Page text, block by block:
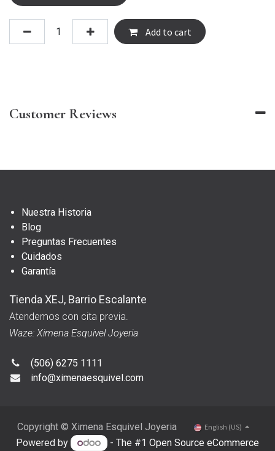
Add to cart
Customer Reviews
Nuestra Historia
Blog
Preguntas Frecuentes
Cuidados
Garantía
Tienda XEJ, Barrio Escalante
Atendemos con cita previa.
Waze: Ximena Esquivel Joyeria
(506) 6275 1111
info@ximenaesquivel.com
Copyright © Ximena Esquivel Joyeria English (US)
Powered by - The #1 Open Source eCommerce